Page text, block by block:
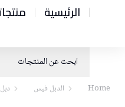
الرئيسية
You are here:
Home الدبل فيس دبل